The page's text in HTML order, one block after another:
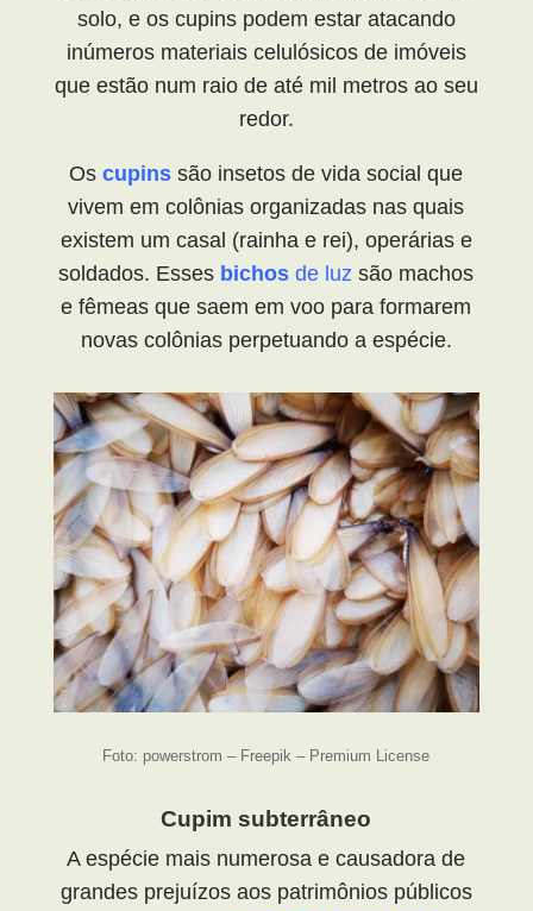
solo, e os cupins podem estar atacando
inúmeros materiais celulósicos de imóveis
que estão num raio de até mil metros ao seu
redor.
Oscupins são insetos de vida social que
vivem em colônias organizadas nas quais
existem um casal (rainha e rei), operárias e
soldados. Esses bichos de luz são machos
e fêmeas que saem em voo para formarem
novas colônias perpetuando a espécie.
Foto: powerstrom – Freepik – Premium License
Cupim subterrâneo
A espécie mais numerosa e causadora de
grandes prejuízos aos patrimônios públicos